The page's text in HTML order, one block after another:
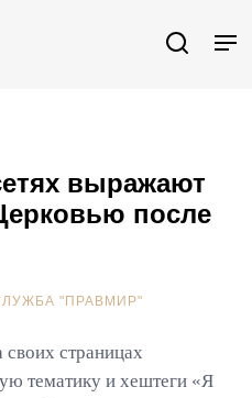
выражают
после
"ПРАВМИР"
страницах
тематику и хештеги «Я